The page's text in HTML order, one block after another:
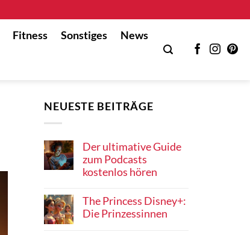
Fitness Sonstiges News
NEUESTE BEITRÄGE
Der ultimative Guide
zum Podcasts
kostenlos hören
The Princess Disney+:
Die Prinzessinnen